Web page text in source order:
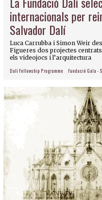
internacionals per
Salvador Dalí
Luca Carrubba i Simon Weir
Figueres dos projectes
els videojocs i l’arquitectura
Dalí Fellowship Programme Fundació Gala -